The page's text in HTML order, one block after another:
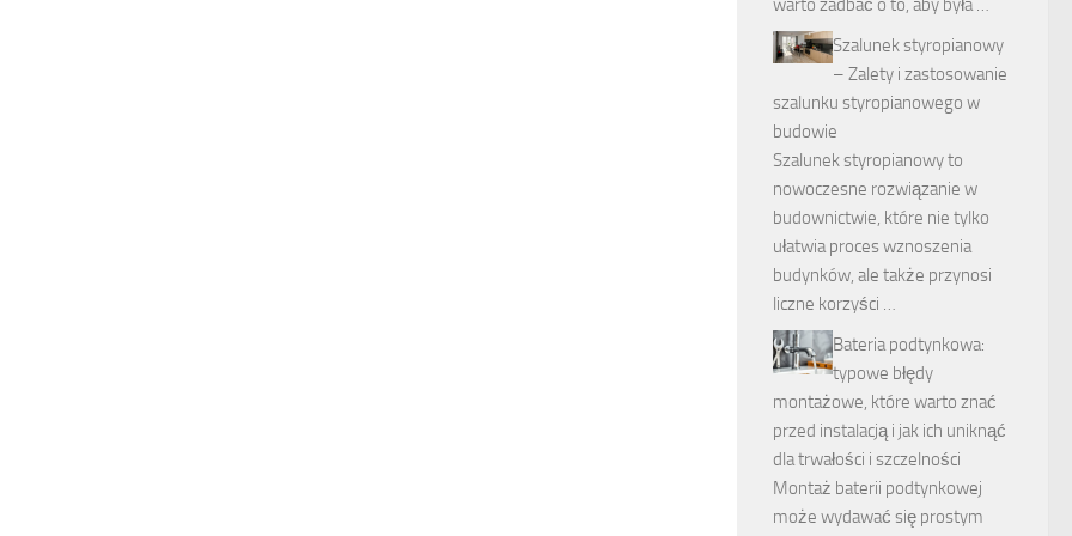
warto zadbać o to, aby była …
Szalunek styropianowy
– Zalety i zastosowanie
szalunku styropianowego w
budowie
Szalunek styropianowy to
nowoczesne rozwiązanie w
budownictwie, które nie tylko
ułatwia proces wznoszenia
budynków, ale także przynosi
liczne korzyści …
Bateria podtynkowa:
typowe błędy
montażowe, które warto znać
przed instalacją i jak ich uniknąć
dla trwałości i szczelności
Montaż baterii podtynkowej
może wydawać się prostym